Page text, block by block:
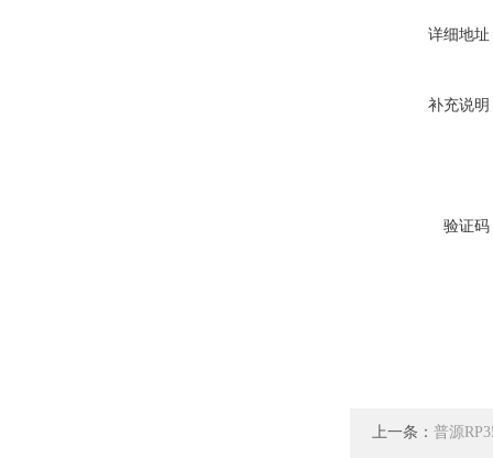
详细地址
补充说明
验证码
上一条： 普源